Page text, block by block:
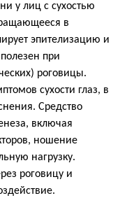
у лиц с сухостью
в
эпителизацию и
при
роговицы.
сухости глаз, в
Средство
включая
ношение
нагрузку.
роговицу и